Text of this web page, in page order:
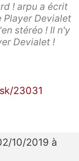
! arpu a écrit
Player Devialet
stéréo ! Il n'y
Devialet !
23031
10/2019 à